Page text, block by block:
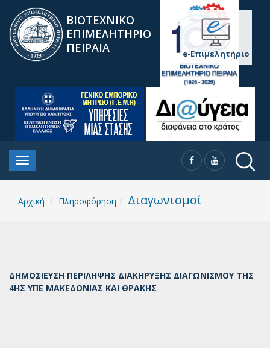
ΒΙΟΤΕΧΝΙΚΟ
ΕΠΙΜΕΛΗΤΗΡΙΟ
ΠΕΙΡΑΙΑ
e-Επιμελητήριο
Αρχική Πληροφόρηση Διαγωνισμοί
ΔΗΜΟΣΙΕΥΣΗ ΠΕΡΙΛΗΨΗΣ ΔΙΑΚΗΡΥΞΗΣ ΔΙΑΓΩΝΙΣΜΟΥ ΤΗΣ
4ΗΣ ΥΠΕ ΜΑΚΕΔΟΝΙΑΣ ΚΑΙ ΘΡΑΚΗΣ